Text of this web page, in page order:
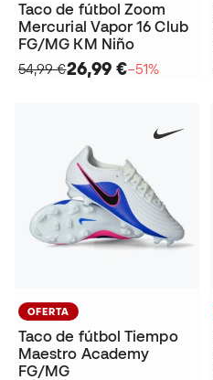
Taco de fútbol Zoom
Mercurial Vapor 16 Club
FG/MG KM Niño
54,99 €26,99 €−51%
OFERTA
Taco de fútbol Tiempo
Maestro Academy
FG/MG